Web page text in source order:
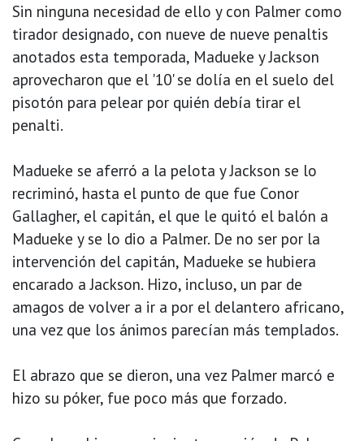
Sin ninguna necesidad de ello y con Palmer como
tirador designado, con nueve de nueve penaltis
anotados esta temporada, Madueke y Jackson
aprovecharon que el '10' se dolía en el suelo del
pisotón para pelear por quién debía tirar el
penalti.
Madueke se aferró a la pelota y Jackson se lo
recriminó, hasta el punto de que fue Conor
Gallagher, el capitán, el que le quitó el balón a
Madueke y se lo dio a Palmer. De no ser por la
intervención del capitán, Madueke se hubiera
encarado a Jackson. Hizo, incluso, un par de
amagos de volver a ir a por el delantero africano,
una vez que los ánimos parecían más templados.
El abrazo que se dieron, una vez Palmer marcó e
hizo su póker, fue poco más que forzado.